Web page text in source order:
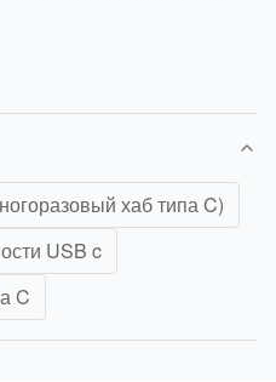
хаб типа C)
USB c
C